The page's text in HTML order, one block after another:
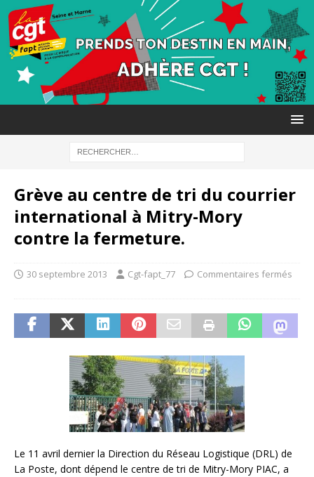
Grève au centre de tri du courrier
international à Mitry-Mory
contre la fermeture.
30 septembre 2013 Cgt-fapt_77 Commentaires fermés
Le 11 avril dernier la Direction du Réseau Logistique (DRL) de
La Poste, dont dépend le centre de tri de Mitry-Mory PIAC, a